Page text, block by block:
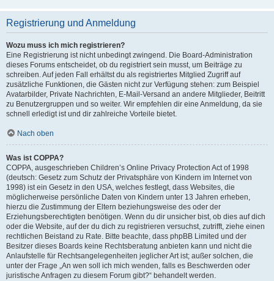
Registrierung und Anmeldung
Wozu muss ich mich registrieren?
Eine Registrierung ist nicht unbedingt zwingend. Die Board-Administration
dieses Forums entscheidet, ob du registriert sein musst, um Beiträge zu
schreiben. Auf jeden Fall erhältst du als registriertes Mitglied Zugriff auf
zusätzliche Funktionen, die Gästen nicht zur Verfügung stehen: zum Beispiel
Avatarbilder, Private Nachrichten, E-Mail-Versand an andere Mitglieder, Beitritt
zu Benutzergruppen und so weiter. Wir empfehlen dir eine Anmeldung, da sie
schnell erledigt ist und dir zahlreiche Vorteile bietet.
Nach oben
Was ist COPPA?
COPPA, ausgeschrieben Children’s Online Privacy Protection Act of 1998
(deutsch: Gesetz zum Schutz der Privatsphäre von Kindern im Internet von
1998) ist ein Gesetz in den USA, welches festlegt, dass Websites, die
möglicherweise persönliche Daten von Kindern unter 13 Jahren erheben,
hierzu die Zustimmung der Eltern beziehungsweise des oder der
Erziehungsberechtigten benötigen. Wenn du dir unsicher bist, ob dies auf dich
oder die Website, auf der du dich zu registrieren versuchst, zutrifft, ziehe einen
rechtlichen Beistand zu Rate. Bitte beachte, dass phpBB Limited und der
Besitzer dieses Boards keine Rechtsberatung anbieten kann und nicht die
Anlaufstelle für Rechtsangelegenheiten jeglicher Art ist; außer solchen, die
unter der Frage „An wen soll ich mich wenden, falls es Beschwerden oder
juristische Anfragen zu diesem Forum gibt?“ behandelt werden.